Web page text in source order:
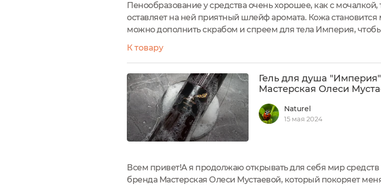
Пенообразование у средства очень хорошее, как с
оставляет на ней приятный шлейф аромата. Кожа
можно дополнить скрабом и спреем для тела Империя,
К товару
Гель для душа
Мастерская Олеси
Naturel
15 мая 2024
Всем привет!А я продолжаю открывать для себя мир
бренда Мастерская Олеси Мустаевой, который покоряет